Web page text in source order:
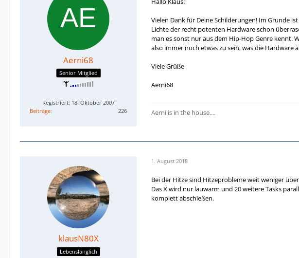
Aerni68
Senior Mitglied
Registriert: 18. Oktober 2007
Beiträge
226
Vielen Dank für Deine Schilderungen! Im Grunde
Lichte der recht potenten Hardware schon
man es sonst nur aus dem Hip-Hop Genre kennt.
also immer noch etwas zu sein, was die Hardware
Viele Grüße
Aerni68
Aerni is in the house....
klausN80X
Lebenslänglich
1. August 2018
Bei der Hitze sind Hitzeprobleme weit weniger
Das X wird nur lauwarm und 20 weitere Tasks
komplett abschießen.